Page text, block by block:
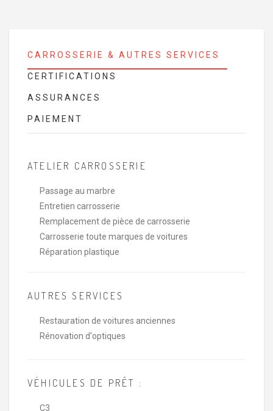
CARROSSERIE & AUTRES SERVICES
CERTIFICATIONS
ASSURANCES
PAIEMENT
ATELIER CARROSSERIE
Passage au marbre
Entretien carrosserie
Remplacement de pièce de carrosserie
Carrosserie toute marques de voitures
Réparation plastique
AUTRES SERVICES
Restauration de voitures anciennes
Rénovation d'optiques
VÉHICULES DE PRÊT :
C3